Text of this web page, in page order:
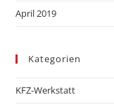
April 2019
Kategorien
KFZ-Werkstatt